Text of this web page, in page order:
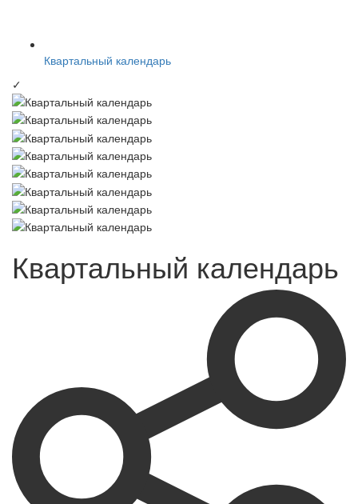
Квартальный календарь
✓
Квартальный календарь